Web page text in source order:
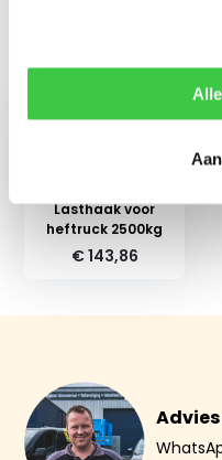
Lasthaak voor
heftruck 2500kg
€ 143,86